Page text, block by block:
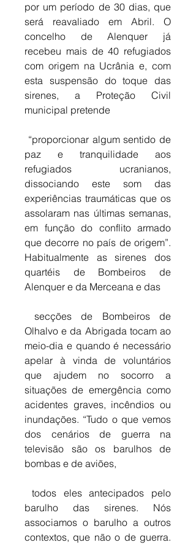
por um período de 30 dias, que
será reavaliado em Abril. O
concelho de Alenquer já
recebeu mais de 40 refugiados
com origem na Ucrânia e, com
esta suspensão do toque das
sirenes, a Proteção Civil
municipal pretende
paz e tranquilidade aos
refugiados ucranianos,
dissociando este som das
experiências traumáticas que os
assolaram nas últimas semanas,
em função do conflito armado
que decorre no país de origem”.
Habitualmente as sirenes dos
quartéis de Bombeiros de
Alenquer e da Merceana e das
Olhalvo e da Abrigada tocam ao
meio-dia e quando é necessário
apelar à vinda de voluntários
que ajudem no socorro a
situações de emergência como
acidentes graves, incêndios ou
inundações. “Tudo o que vemos
dos cenários de guerra na
televisão são os barulhos de
bombas e de aviões,
barulho das sirenes. Nós
associamos o barulho a outros
contextos, que não o de guerra.